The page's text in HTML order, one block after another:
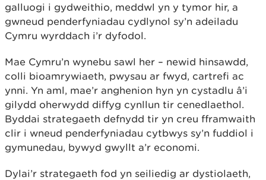
galluogi i gydweithio, meddwl yn y tymor hir, a
gwneud penderfyniadau cydlynol sy’n adeiladu
Cymru wyrddach i’r dyfodol.
Mae Cymru’n wynebu sawl her – newid hinsawdd,
colli bioamrywiaeth, pwysau ar fwyd, cartrefi ac
ynni. Yn aml, mae’r anghenion hyn yn cystadlu â’i
gilydd oherwydd diffyg cynllun tir cenedlaethol.
Byddai strategaeth defnydd tir yn creu fframwaith
clir i wneud penderfyniadau cytbwys sy’n fuddiol i
gymunedau, bywyd gwyllt a’r economi.
Dylai’r strategaeth fod yn seiliedig ar dystiolaeth,